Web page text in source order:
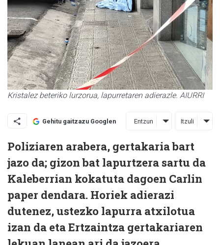
Kristalez beteriko lurzorua, lapurretaren adierazle. AIURRI
Gehitu gaitzazu Googlen Entzun Itzuli
Poliziaren arabera, gertakaria bart
jazo da; gizon bat lapurtzera sartu da
Kaleberrian kokatuta dagoen Carlin
paper dendara. Horiek adierazi
dutenez, ustezko lapurra atxilotua
izan da eta Ertzaintza gertakariaren